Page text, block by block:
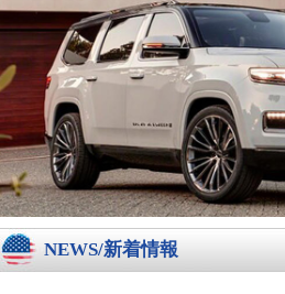
NEWS/新着情報